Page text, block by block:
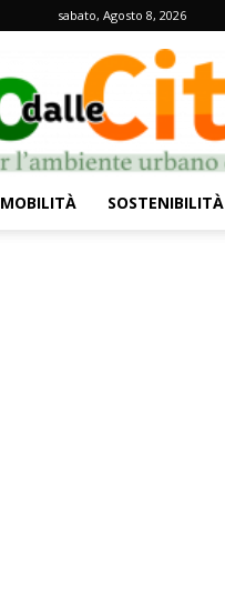
sabato, Agosto 8, 2026
MOBILITÀ SOSTENIBILITÀ